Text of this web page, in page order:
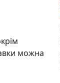
можна